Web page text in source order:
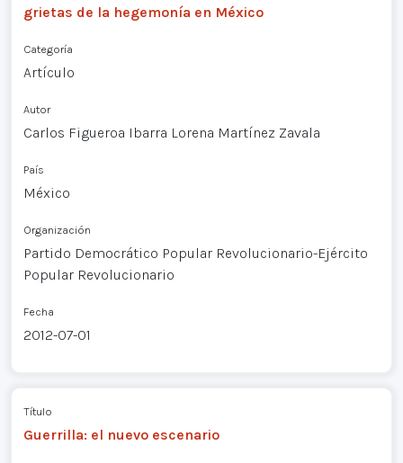
grietas de la hegemonía en México
Categoría
Artículo
Autor
Carlos Figueroa Ibarra Lorena Martínez Zavala
País
México
Organización
Partido Democrático Popular Revolucionario-Ejército
Popular Revolucionario
Fecha
2012-07-01
Título
Guerrilla: el nuevo escenario